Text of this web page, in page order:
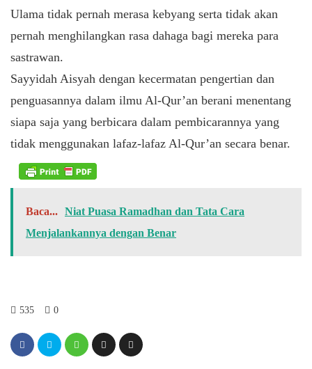
Ulama tidak pernah merasa kebyang serta tidak akan
pernah menghilangkan rasa dahaga bagi mereka para
sastrawan.
Sayyidah Aisyah dengan kecermatan pengertian dan
penguasannya dalam ilmu Al-Qur’an berani menentang
siapa saja yang berbicara dalam pembicarannya yang
tidak menggunakan lafaz-lafaz Al-Qur’an secara benar.
Baca... Niat Puasa Ramadhan dan Tata Cara
Menjalankannya dengan Benar
535 0